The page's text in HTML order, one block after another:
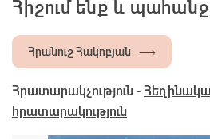
Հիշում ենք և
Հրանուշ Հակոբյան
Հրատարակչություն -
հրատարակություն